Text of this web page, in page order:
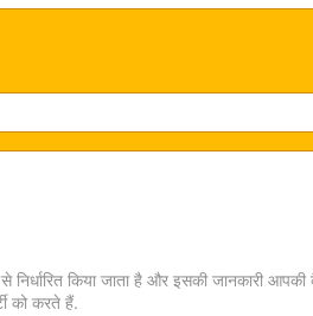
निर्धारित किया जाता है और इसकी जानकारी
को करते हैं.